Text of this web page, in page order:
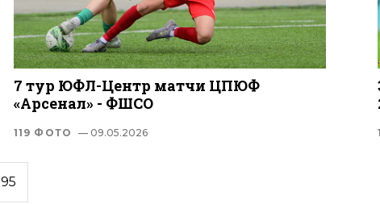
7 тур ЮФЛ-Центр матчи ЦПЮФ
«Арсенал» - ФШСО
119 ФОТО — 09.05.2026
95